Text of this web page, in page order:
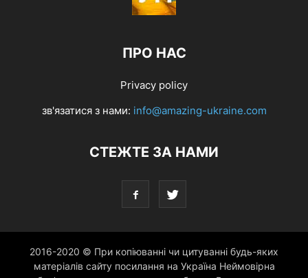
ПРО НАС
Privacy policy
зв'язатися з нами: info@amazing-ukraine.com
СТЕЖТЕ ЗА НАМИ
2016-2020 © При копіюванні чи цитуванні будь-яких
матеріалів сайту посилання на Україна Неймовірна